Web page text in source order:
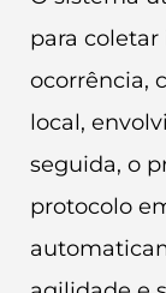
para coletar
ocorrência,
local,
seguida, o
protocolo